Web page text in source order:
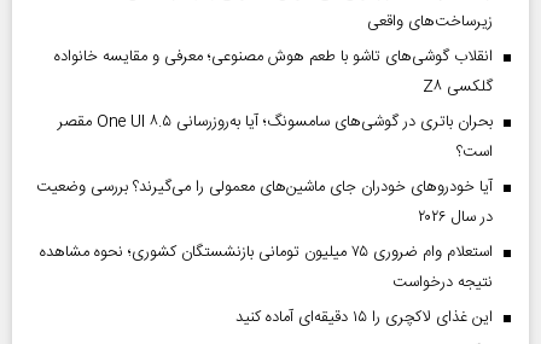
زیرساخت‌های واقعی
انقلاب گوشی‌های تاشو‌ با طعم هوش مصنوعی؛ معرفی و مقایسه خانواده
گلکسی Z۸
بحران باتری در گوشی‌های سامسونگ؛ آیا به‌روزرسانی One UI ۸.۵ مقصر
است؟
آیا خودروهای خودران جای ماشین‌های معمولی را می‌گیرند؟ بررسی وضعیت
در سال ۲۰۲۶
استعلام وام ضروری ۷۵ میلیون تومانی بازنشستگان کشوری؛ نحوه مشاهده
نتیجه درخواست
این غذای لاکچری را ۱۵ دقیقه‌ای آماده کنید